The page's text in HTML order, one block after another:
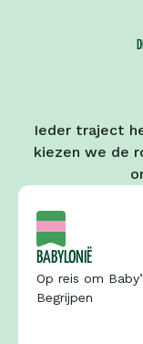
Ieder traject
kiezen we de
BABYLONIË
Op reis om
Begrijpen